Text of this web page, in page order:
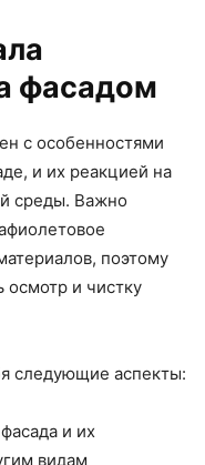
фасадом
с особенностями
и их реакцией на
среды. Важно
поэтому
осмотр и чистку
следующие аспекты:
и их
видам